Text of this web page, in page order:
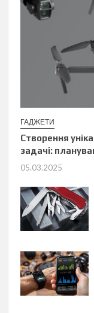
ГАДЖЕТИ
Створення
задачі:
05.03.2025